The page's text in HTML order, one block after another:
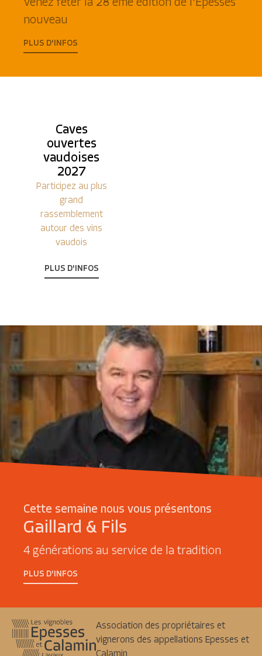
Venez fêter la 28 ème édition de l'Epesses
nouveau
PLUS D'INFOS
Caves
ouvertes
vaudoises
2027
Participez au plus
grand
rassemblement
autour des vins
vaudois
PLUS D'INFOS
Cette semaine nous vous présentons
Gaillard & Fils
4 générations au service de la tradition
PLUS D'INFOS
Association des propriétaires et
vignerons des appellations Epesses et